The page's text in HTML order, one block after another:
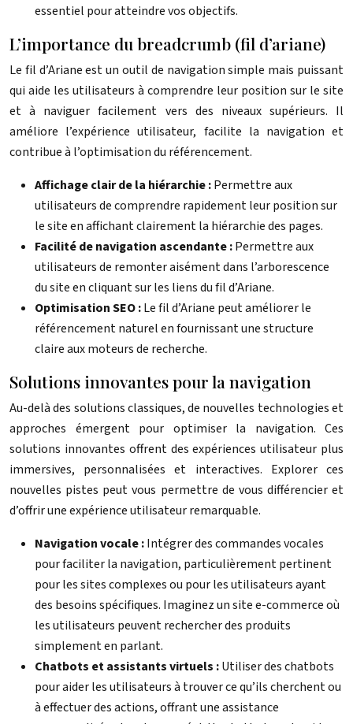
essentiel pour atteindre vos objectifs.
L’importance du breadcrumb (fil d’ariane)
Le fil d’Ariane est un outil de navigation simple mais puissant
qui aide les utilisateurs à comprendre leur position sur le site
et à naviguer facilement vers des niveaux supérieurs. Il
améliore l’expérience utilisateur, facilite la navigation et
contribue à l’optimisation du référencement.
Affichage clair de la hiérarchie :Permettre aux
utilisateurs de comprendre rapidement leur position sur
le site en affichant clairement la hiérarchie des pages.
Facilité de navigation ascendante :Permettre aux
utilisateurs de remonter aisément dans l’arborescence
du site en cliquant sur les liens du fil d’Ariane.
Optimisation SEO :Le fil d’Ariane peut améliorer le
référencement naturel en fournissant une structure
claire aux moteurs de recherche.
Solutions innovantes pour la navigation
Au-delà des solutions classiques, de nouvelles technologies et
approches émergent pour optimiser la navigation. Ces
solutions innovantes offrent des expériences utilisateur plus
immersives, personnalisées et interactives. Explorer ces
nouvelles pistes peut vous permettre de vous différencier et
d’offrir une expérience utilisateur remarquable.
Navigation vocale :Intégrer des commandes vocales
pour faciliter la navigation, particulièrement pertinent
pour les sites complexes ou pour les utilisateurs ayant
des besoins spécifiques. Imaginez un site e-commerce où
les utilisateurs peuvent rechercher des produits
simplement en parlant.
Chatbots et assistants virtuels :Utiliser des chatbots
pour aider les utilisateurs à trouver ce qu’ils cherchent ou
à effectuer des actions, offrant une assistance